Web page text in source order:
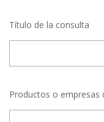
Título de la consulta
Productos o empresas